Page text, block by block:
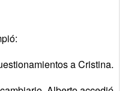
a Cristina.